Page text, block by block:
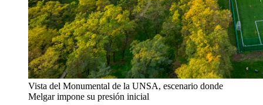
Vista del Monumental de la UNSA, escenario donde
Melgar impone su presión inicial